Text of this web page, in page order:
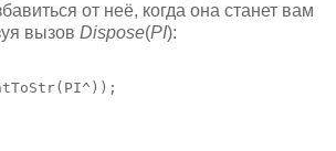
от неё, когда она станет вам
вызов Dispose(PI):